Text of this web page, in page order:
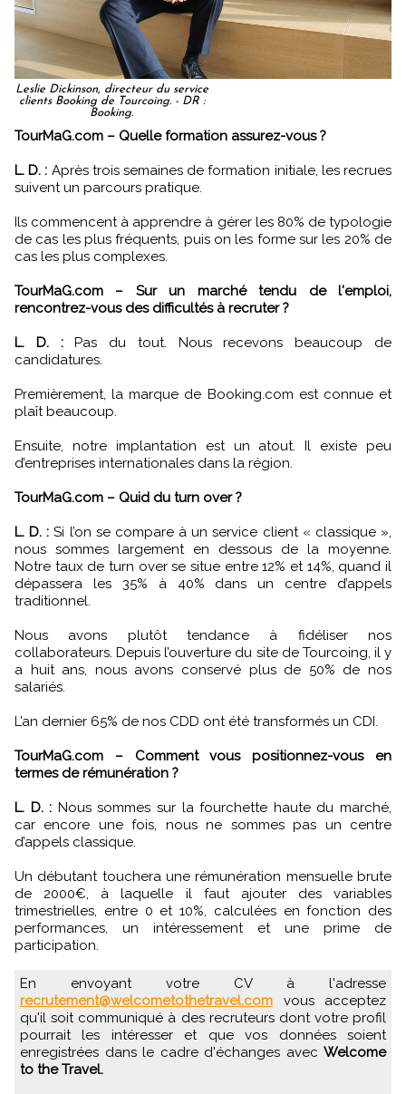
Leslie Dickinson, directeur du service
clients Booking de Tourcoing. - DR :
Booking.
TourMaG.com – Quelle formation assurez-vous ?
L. D. : Après trois semaines de formation initiale, les recrues
suivent un parcours pratique.
Ils commencent à apprendre à gérer les 80% de typologie
de cas les plus fréquents, puis on les forme sur les 20% de
cas les plus complexes.
TourMaG.com – Sur un marché tendu de l'emploi,
rencontrez-vous des difficultés à recruter ?
L. D. :Pas du tout. Nous recevons beaucoup de
candidatures.
Premièrement, la marque de Booking.com est connue et
plaît beaucoup.
Ensuite, notre implantation est un atout. Il existe peu
d’entreprises internationales dans la région.
TourMaG.com – Quid du turn over ?
L. D. : Si l’on se compare à un service client « classique »,
nous sommes largement en dessous de la moyenne.
Notre taux de turn over se situe entre 12% et 14%, quand il
dépassera les 35% à 40% dans un centre d’appels
traditionnel.
Nous avons plutôt tendance à fidéliser nos
collaborateurs. Depuis l’ouverture du site de Tourcoing, il y
a huit ans, nous avons conservé plus de 50% de nos
salariés.
L’an dernier 65% de nos CDD ont été transformés un CDI.
TourMaG.com – Comment vous positionnez-vous en
termes de rémunération ?
L. D. : Nous sommes sur la fourchette haute du marché,
car encore une fois, nous ne sommes pas un centre
d’appels classique.
Un débutant touchera une rémunération mensuelle brute
de 2000€, à laquelle il faut ajouter des variables
trimestrielles, entre 0 et 10%, calculées en fonction des
performances, un intéressement et une prime de
participation.
En envoyant votre CV à l'adresse
recrutement@welcometothetravel.com vous acceptez
qu'il soit communiqué à des recruteurs dont votre profil
pourrait les intéresser et que vos données soient
enregistrées dans le cadre d'échanges avec Welcome
to the Travel.